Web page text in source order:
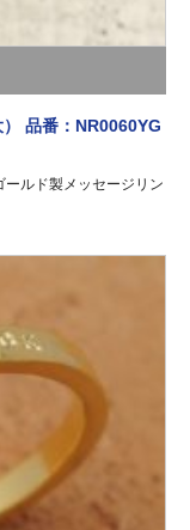
品番：NR0060YG
ルド製メッセージリン